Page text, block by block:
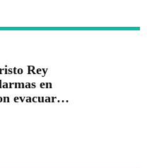
Rey
en
evacuar